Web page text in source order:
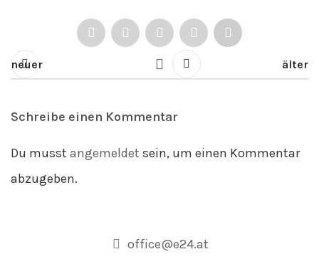
neuer älter
Schreibe einen Kommentar
Du musst angemeldet sein, um einen Kommentar
abzugeben.
office@e24.at